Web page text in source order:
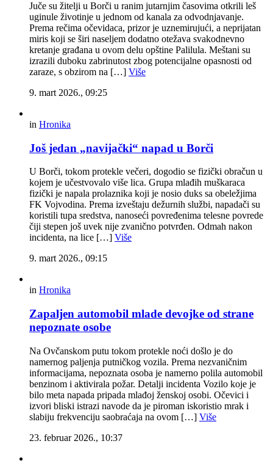
Juče su žitelji u Borči u ranim jutarnjim časovima otkrili leš
uginule životinje u jednom od kanala za odvodnjavanje.
Prema rečima očevidaca, prizor je uznemirujući, a neprijatan
miris koji se širi naseljem dodatno otežava svakodnevno
kretanje građana u ovom delu opštine Palilula. Meštani su
izrazili duboku zabrinutost zbog potencijalne opasnosti od
zaraze, s obzirom na […] Više
9. mart 2026., 09:25
in Hronika
Još jedan „navijački“ napad u Borči
U Borči, tokom protekle večeri, dogodio se fizički obračun u
kojem je učestvovalo više lica. Grupa mlađih muškaraca
fizički je napala prolaznika koji je nosio duks sa obeležjima
FK Vojvodina. Prema izveštaju dežurnih službi, napadači su
koristili tupa sredstva, nanoseći povređenima telesne povrede
čiji stepen još uvek nije zvanično potvrđen. Odmah nakon
incidenta, na lice […] Više
9. mart 2026., 09:15
in Hronika
Zapaljen automobil mlade devojke od strane
nepoznate osobe
Na Ovčanskom putu tokom protekle noći došlo je do
namernog paljenja putničkog vozila. Prema nezvaničnim
informacijama, nepoznata osoba je namerno polila automobil
benzinom i aktivirala požar. Detalji incidenta Vozilo koje je
bilo meta napada pripada mlađoj ženskoj osobi. Očevici i
izvori bliski istrazi navode da je piroman iskoristio mrak i
slabiju frekvenciju saobraćaja na ovom […] Više
23. februar 2026., 10:37